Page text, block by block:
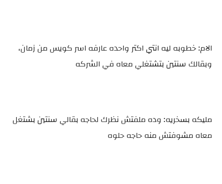
الام: خطوبه ليه انتي اكتر واحده عارفه اسر كويس من زمان،
وبقالك سنتين بتشتغلي معاه في الشركه
مليكه بسخريه: وده ملفتش نظرك لحاجه بقالي سنتين بشتغل
معاه مشوفتش منه حاجه حلوه